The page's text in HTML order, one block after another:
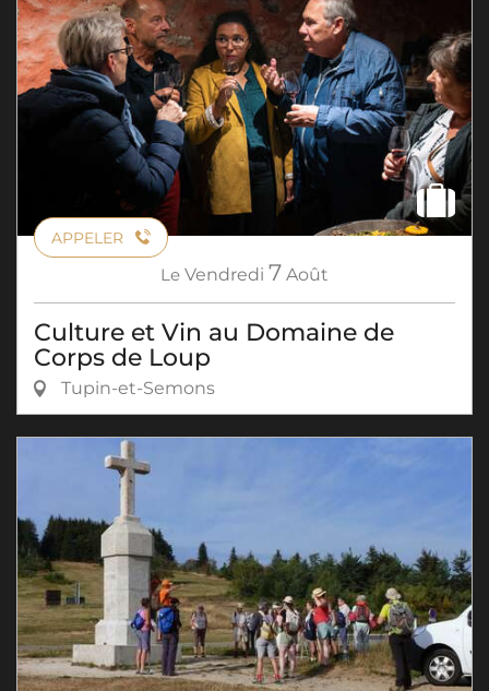
APPELER
Le Vendredi 7 Août
Culture et Vin au Domaine de
Corps de Loup
Tupin-et-Semons